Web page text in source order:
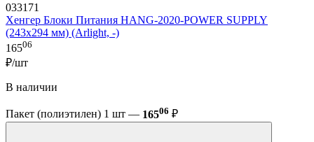
033171
Хенгер Блоки Питания HANG-2020-POWER SUPPLY
(243x294 мм) (Arlight, -)
16506
₽/шт
В наличии
Пакет (полиэтилен) 1 шт — 16506 ₽